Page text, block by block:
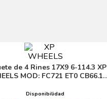
de 4 Rines 17X9 6-114.3 XP
MOD: FC721 ET0 CB66.1
RING AND SATIN BLACK
Disponibilidad